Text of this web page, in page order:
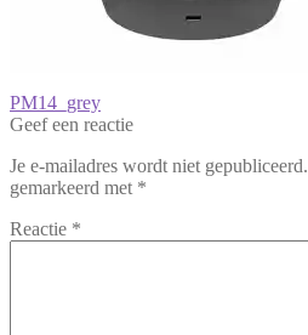
Bericht
navigatie
Vorig
bericht:
PM14_grey
Geef een reactie
Je e-mailadres wordt niet gepubliceerd.
gemarkeerd met *
Reactie *